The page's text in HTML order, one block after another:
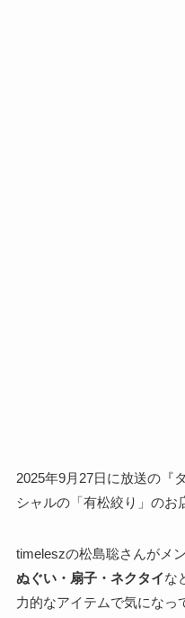
2025年9月27日に放送の『
シャルの「有松絞り」のお
timeleszの松島聡さんがメ
ぬぐい・扇子・ネクタイな
力的なアイテムで気になっ